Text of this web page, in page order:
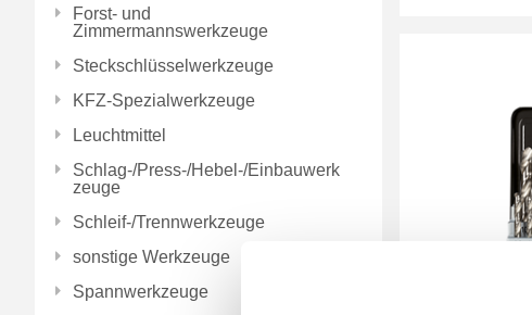
Forst- und
Zimmermannswerkzeuge
Steckschlüsselwerkzeuge
KFZ-Spezialwerkzeuge
Leuchtmittel
Schlag-/Press-/Hebel-/Einbauwerk
zeuge
Schleif-/Trennwerkzeuge
sonstige Werkzeuge
Spannwerkzeuge